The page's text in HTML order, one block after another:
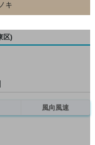
キ
区)
風向風速